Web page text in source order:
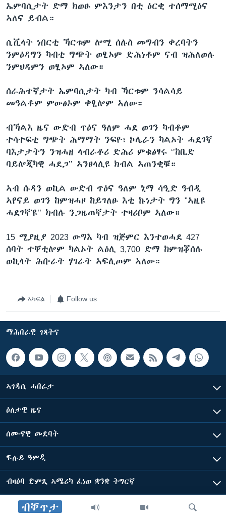
ብቐጥታ
ኤምባሲታት ድማ ክወፁ ምእንታን በቲ ዕርቂ ተሰማሚዕና
ኣለና ይብል።
ሲቪላት ነበርቲ ኻርቱም ሎሚ ሰሉስ መግብን ቀረባትን
ንምዕዳግን ካብቲ ግጭት ወፂኦም ድሕነቶም ናብ ዝሕለወሉ
ንምህዳምን ወፂኦም ኣለው።
ሰራሕተኛታት ኤምባሲታት ካብ ኻርቱም ንሳልሳይ
መዓልቶም ምውፅኦም ቀፂሎም ኣለው።
ብኻልእ ዜና ውድብ ጥዕና ዓለም ሓደ ወገን ካብቶም
ተሳተፍቲ ግጭት ሕማማት ንፍዮ፣ ኮሌራን ካልኦት ሓደገኛ
ባእታታትን ንዝሓዘ ላብራቶሪ ድሕሪ ምቁፅፃሩ ‘’ከቢድ
ባይሎጂካዊ ሓደጋ’’ ኣንፀላሊዩ ክብል ኣጠንቂቑ።
ኣብ ሱዳን ወኪል ውድብ ጥዕና ዓለም ኒማ ሳዒድ ዓብዲ
ኣየናይ ወገን ከምዝሓዞ ከይገለፁ እቲ ኩነታት ግን "ኣዚዩ
ሓደገኛ'ዩ’’ ክብሉ ንጋዜጠኛታት ተዛሪቦም ኣለው።
15 ሚያዚያ 2023 ውግእ ካብ ዝጅምር እንተወሓደ 427
ሰባት ተቐቲሎም ካልኦት ልዕሊ 3,700 ድማ ከምዝቖሰሉ
ወኪላት ሕቡራት ሃገራት ኣፍሊጦም ኣለው።
ኣካፍል Follow us
ማሕበራዊ ገጻትና
ኣገዳሲ ሓበሬታ
ዕለታዊ ዜና
ሰሙናዊ መደባት
ፍሉይ ዓምዲ
ብዛዕባ ድምጺ ኣሜሪካ ፈነወ ቋንቋ ትግርኛ
ድምጺ ኣመሪካ ብመሰል ጸሓፊ ዝተሓለወዩ።